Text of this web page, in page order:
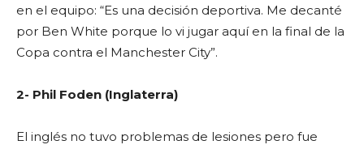
en el equipo: “Es una decisión deportiva. Me decanté
por Ben White porque lo vi jugar aquí en la final de la
Copa contra el Manchester City”.
2- Phil Foden (Inglaterra)
El inglés no tuvo problemas de lesiones pero fue